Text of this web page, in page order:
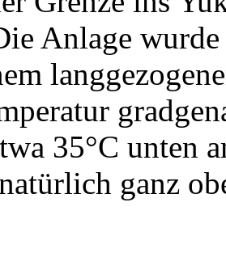
35°C unten
ganz